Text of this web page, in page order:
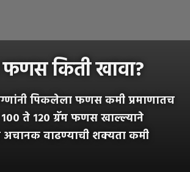
किती खावा?
पिकलेला फणस कमी प्रमाणातच
ते १२० ग्रॅम फणस खाल्ल्याने
अचानक वाढण्याची शक्यता कमी